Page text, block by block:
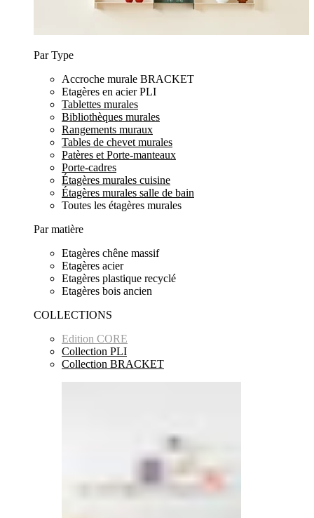
Par Type
Accroche murale BRACKET
Etagères en acier PLI
Tablettes murales
Bibliothèques murales
Rangements muraux
Tables de chevet murales
Patères et Porte-manteaux
Porte-cadres
Étagères murales cuisine
Étagères murales salle de bain
Toutes les étagères murales
Par matière
Etagères chêne massif
Etagères acier
Etagères plastique recyclé
Etagères bois ancien
COLLECTIONS
Edition CORE
Collection PLI
Collection BRACKET